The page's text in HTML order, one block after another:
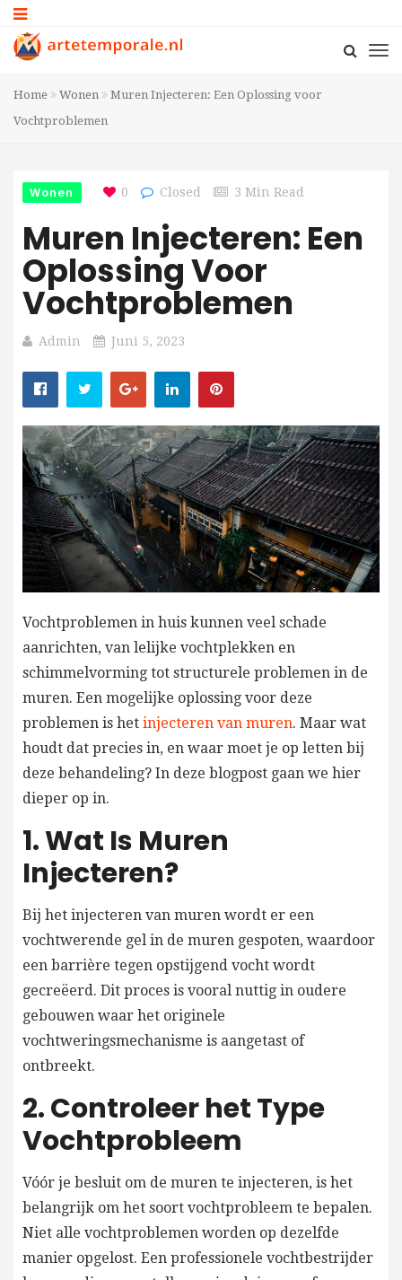
Home Wonen
Muren Injecteren: Een Oplossing voor
Vochtproblemen
Wonen 0 Closed 3 Min Read
Muren Injecteren: Een
Oplossing Voor
Vochtproblemen
Admin Juni 5, 2023
Vochtproblemen in huis kunnen veel schade
aanrichten, van lelijke vochtplekken en
schimmelvorming tot structurele problemen in de
muren. Een mogelijke oplossing voor deze
problemen is het injecteren van muren. Maar wat
houdt dat precies in, en waar moet je op letten bij
deze behandeling? In deze blogpost gaan we hier
dieper op in.
1. Wat Is Muren
Injecteren?
Bij het injecteren van muren wordt er een
vochtwerende gel in de muren gespoten, waardoor
een barrière tegen opstijgend vocht wordt
gecreëerd. Dit proces is vooral nuttig in oudere
gebouwen waar het originele
vochtweringsmechanisme is aangetast of
ontbreekt.
2. Controleer het Type
Vochtprobleem
Vóór je besluit om de muren te injecteren, is het
belangrijk om het soort vochtprobleem te bepalen.
Niet alle vochtproblemen worden op dezelfde
manier opgelost. Een professionele vochtbestrijder